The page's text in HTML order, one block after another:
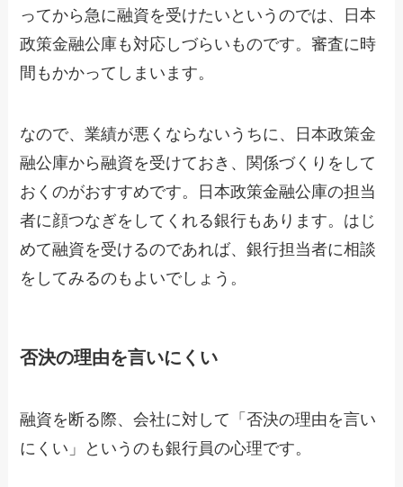
ってから急に融資を受けたいというのでは、日本
政策金融公庫も対応しづらいものです。審査に時
間もかかってしまいます。
なので、業績が悪くならないうちに、日本政策金
融公庫から融資を受けておき、関係づくりをして
おくのがおすすめです。日本政策金融公庫の担当
者に顔つなぎをしてくれる銀行もあります。はじ
めて融資を受けるのであれば、銀行担当者に相談
をしてみるのもよいでしょう。
否決の理由を言いにくい
融資を断る際、会社に対して「否決の理由を言い
にくい」というのも銀行員の心理です。